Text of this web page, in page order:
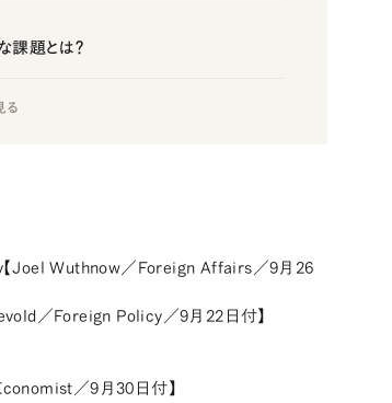
課題とは？
る
Joel Wuthnow／Foreign Affairs／9月26
／Foreign Policy／9月22日付】
／9月30日付】